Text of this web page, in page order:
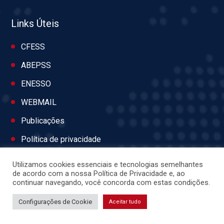
Links Úteis
CFESS
ABEPSS
ENESSO
WEBMAIL
Publicações
Política de privacidade
Nosso endereço
Utilizamos cookies essenciais e tecnologias semelhantes
de acordo com a nossa Política de Privacidade e, ao
continuar navegando, você concorda com estas condições.
Configurações de Cookie Aceitar tudo